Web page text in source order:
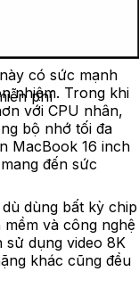
có sức mạnh
nhiệm. Trong khi
với CPU nhân,
bộ nhớ tối đa
MacBook 16 inch
đến sức
dùng bất kỳ chip
và công nghệ
sử dụng video 8K
khác cũng đều
phí